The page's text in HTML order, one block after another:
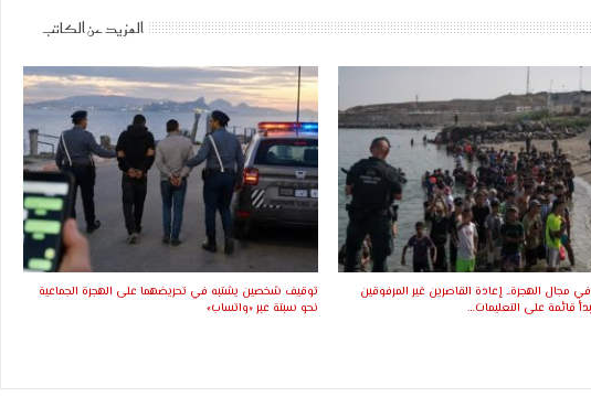
المزيد عن الكاتب
مجال الهجرة.. إعادة القاصرين غير المرفوقين
قائمة على التعليمات…
توقيف شخصين يشتبه في تحريضهما على الهجرة الجماعية
نحو سبتة عبر «واتساب»